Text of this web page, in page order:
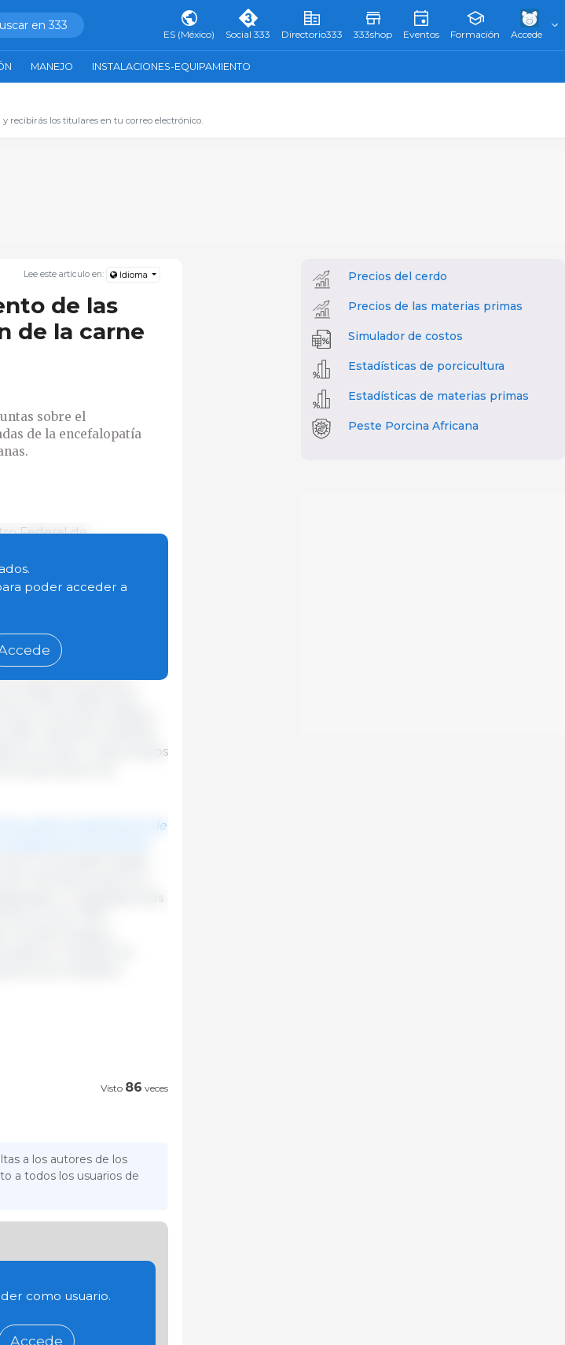
en 333
ES (México) Social 333 Directorio333 333shop Eventos Formación Accede
MANEJO INSTALACIONES-EQUIPAMIENTO
recibirás los titulares en tu correo electrónico.
Lee este artículo en: Idioma
de las
de la carne
sobre el
de la encefalopatía
Federal de
dos acuerdos
del mercado de las
logrado una declaración
a la de la encefalopatía
vacuna alemana a
la EEB y desde hace
no han sido posibles
Asimismo, también
es decir, relacionados
la exportación de
sobre la exportación de
peste porcina africana
Alemania exportó a
o congelada (más
sólo 739 t.
la enfermedad y
También ha
zona mediante
poder acceder a
Visto 86 veces
a los autores de los
a todos los usuarios de
como usuario.
Accede
Precios del cerdo
Precios de las materias primas
Simulador de costos
Estadísticas de porcicultura
Estadísticas de materias primas
Peste Porcina Africana